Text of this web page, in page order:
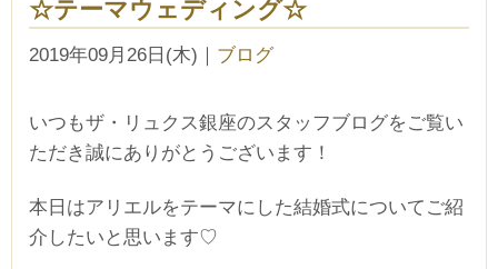
☆テーマウェディング☆
2019年09月26日(木) ｜ ブログ
いつもザ・リュクス銀座のスタッフブログをご覧い
ただき誠にありがとうございます！
本日はアリエルをテーマにした結婚式についてご紹
介したいと思います♡